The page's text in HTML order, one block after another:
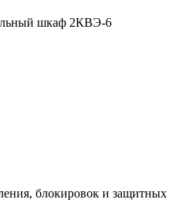
шкаф 2КВЭ-6
блокировок и защитных